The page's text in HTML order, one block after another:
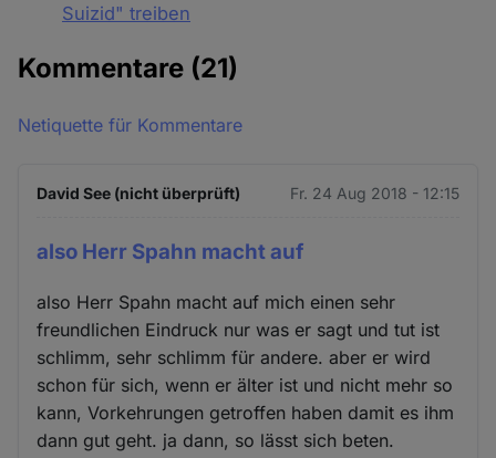
Suizid" treiben
Kommentare (21)
Netiquette für Kommentare
David See (nicht überprüft) Fr. 24 Aug 2018 - 12:15
also Herr Spahn macht auf
also Herr Spahn macht auf mich einen sehr
freundlichen Eindruck nur was er sagt und tut ist
schlimm, sehr schlimm für andere. aber er wird
schon für sich, wenn er älter ist und nicht mehr so
kann, Vorkehrungen getroffen haben damit es ihm
dann gut geht. ja dann, so lässt sich beten.